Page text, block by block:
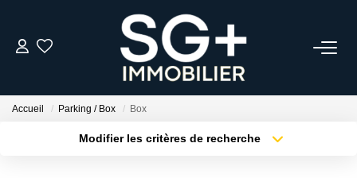
GESTION
Accueil Parking / Box Box
Modifier les critères de recherche